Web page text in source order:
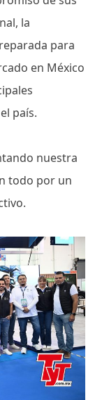
la
para
en México
país.
nuestra
todo por un